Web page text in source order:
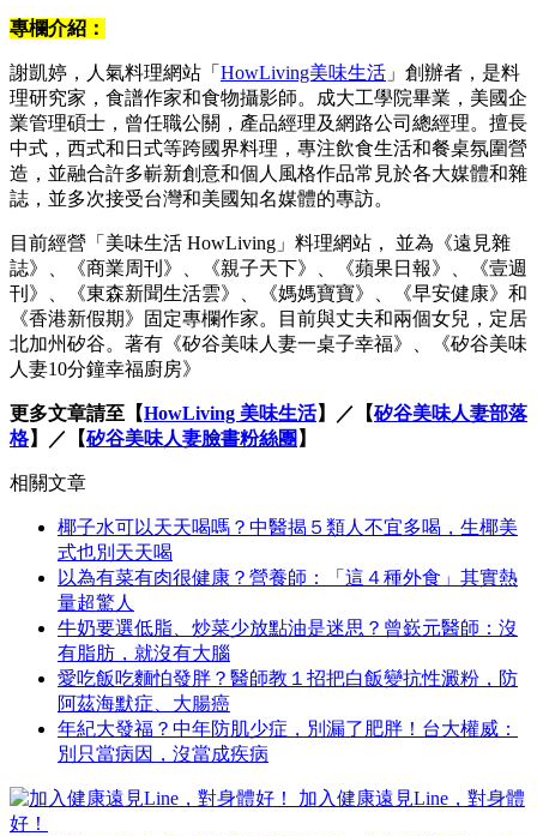
專欄介紹：
謝凱婷，人氣料理網站「 HowLiving美味生活 」創辦者，是料
理研究家，食譜作家和食物攝影師。成大工學院畢業，美國企
業管理碩士，曾任職公關，產品經理及網路公司總經理。擅長
中式，西式和日式等跨國界料理，專注飲食生活和餐桌氛圍營
造，並融合許多嶄新創意和個人風格作品常見於各大媒體和雜
誌，並多次接受台灣和美國知名媒體的專訪。
目前經營「美味生活 HowLiving」料理網站， 並為《遠見雜
誌》、《商業周刊》、《親子天下》、《蘋果日報》、《壹週
刊》、《東森新聞生活雲》、《媽媽寶寶》、《早安健康》和
《香港新假期》固定專欄作家。目前與丈夫和兩個女兒，定居
北加州矽谷。著有《矽谷美味人妻一桌子幸福》、《矽谷美味
人妻10分鐘幸福廚房》
更多文章請至【HowLiving 美味生活】／【矽谷美味人妻部落
格】／【矽谷美味人妻臉書粉絲團 】
相關文章
椰子水可以天天喝嗎？中醫揭５類人不宜多喝，生椰美
式也別天天喝
以為有菜有肉很健康？營養師：「這４種外食」其實熱
量超驚人
牛奶要選低脂、炒菜少放點油是迷思？曾嶔元醫師：沒
有脂肪，就沒有大腦
愛吃飯吃麵怕發胖？醫師教１招把白飯變抗性澱粉，防
阿茲海默症、大腸癌
年紀大發福？中年防肌少症，別漏了肥胖！台大權威：
別只當病因，沒當成疾病
加入健康遠見Line，對身體
好！